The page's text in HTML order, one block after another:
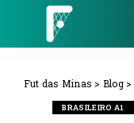
Fut das Minas > Blog>
BRASILEIRO A1